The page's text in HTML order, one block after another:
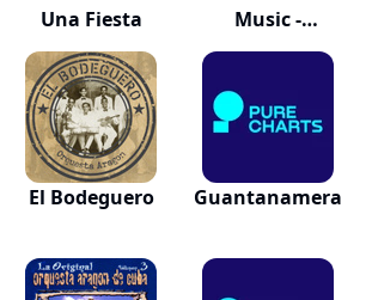
Una Fiesta
Music -
Orques...
El Bodeguero Guantanamera